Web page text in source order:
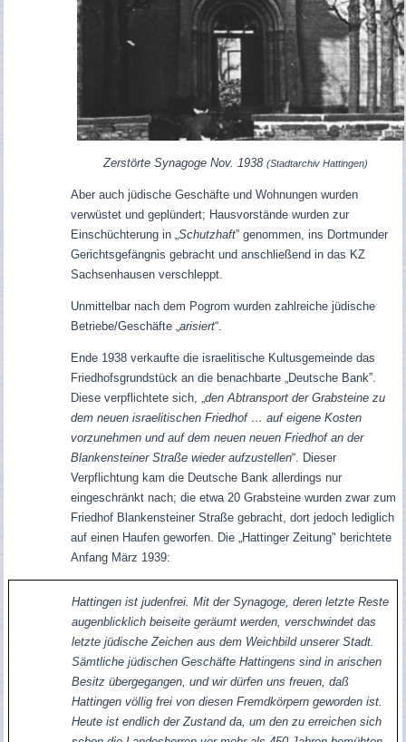
Zerstörte Synagoge Nov. 1938(Stadtarchiv Hattingen)
Aber auch jüdische Geschäfte und Wohnungen wurden
verwüstet und geplündert; Hausvorstände wurden zur
Einschüchterung in „Schutzhaft” genommen, ins Dortmunder
Gerichtsgefängnis gebracht und anschließend in das KZ
Sachsenhausen verschleppt.
Unmittelbar nach dem Pogrom wurden zahlreiche jüdische
Betriebe/Geschäfte „arisiert“.
Ende 1938 verkaufte die israelitische Kultusgemeinde das
Friedhofsgrundstück an die benachbarte „Deutsche Bank”.
Diese verpflichtete sich, „den Abtransport der Grabsteine zu
dem neuen israelitischen Friedhof … auf eigene Kosten
vorzunehmen und auf dem neuen neuen Friedhof an der
Blankensteiner Straße wieder aufzustellen“. Dieser
Verpflichtung kam die Deutsche Bank allerdings nur
eingeschränkt nach; die etwa 20 Grabsteine wurden zwar zum
Friedhof Blankensteiner Straße gebracht, dort jedoch lediglich
auf einen Haufen geworfen. Die „Hattinger Zeitung" berichtete
Anfang März 1939:
Hattingen ist judenfrei. Mit der Synagoge, deren letzte Reste
augenblicklich beiseite geräumt werden, verschwindet das
letzte jüdische Zeichen aus dem Weichbild unserer Stadt.
Sämtliche jüdischen Geschäfte Hattingens sind in arischen
Besitz übergegangen, und wir dürfen uns freuen, daß
Hattingen völlig frei von diesen Fremdkörpern geworden ist.
Heute ist endlich der Zustand da, um den zu erreichen sich